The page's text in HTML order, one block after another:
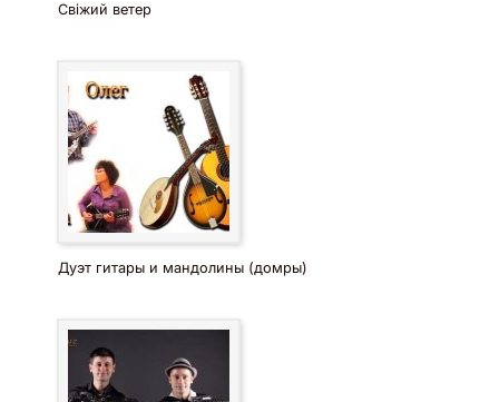
Свіжий ветер
Дуэт гитары и мандолины (домры)